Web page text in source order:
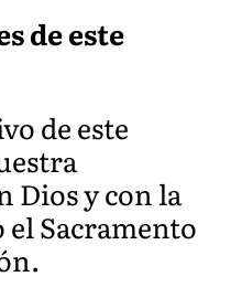
de este
de este
Dios y con la
el Sacramento